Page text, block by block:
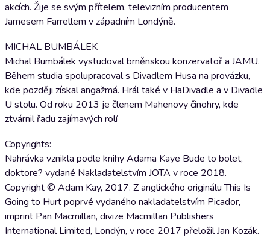
akcích. Žije se svým přítelem, televizním producentem
Jamesem Farrellem v západním Londýně.
MICHAL BUMBÁLEK
Michal Bumbálek vystudoval brněnskou konzervatoř a JAMU.
Během studia spolupracoval s Divadlem Husa na provázku,
kde později získal angažmá. Hrál také v HaDivadle a v Divadle
U stolu. Od roku 2013 je členem Mahenovy činohry, kde
ztvárnil řadu zajímavých rolí
Copyrights:
Nahrávka vznikla podle knihy Adama Kaye Bude to bolet,
doktore? vydané Nakladatelstvím JOTA v roce 2018.
Copyright © Adam Kay, 2017. Z anglického originálu This Is
Going to Hurt poprvé vydaného nakladatelstvím Picador,
imprint Pan Macmillan, divize Macmillan Publishers
International Limited, Londýn, v roce 2017 přeložil Jan Kozák.